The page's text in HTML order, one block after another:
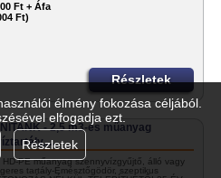
élmény fokozása céljából.
elfogadja ezt.
Részletek
Ft + Áfa
Ft)
Részletek
- 2,5 m3-es műanyag
HD-PE műanyag szennyvízgyűjtő, álló vagy
tartály-Emésztőgödör, szeptikus